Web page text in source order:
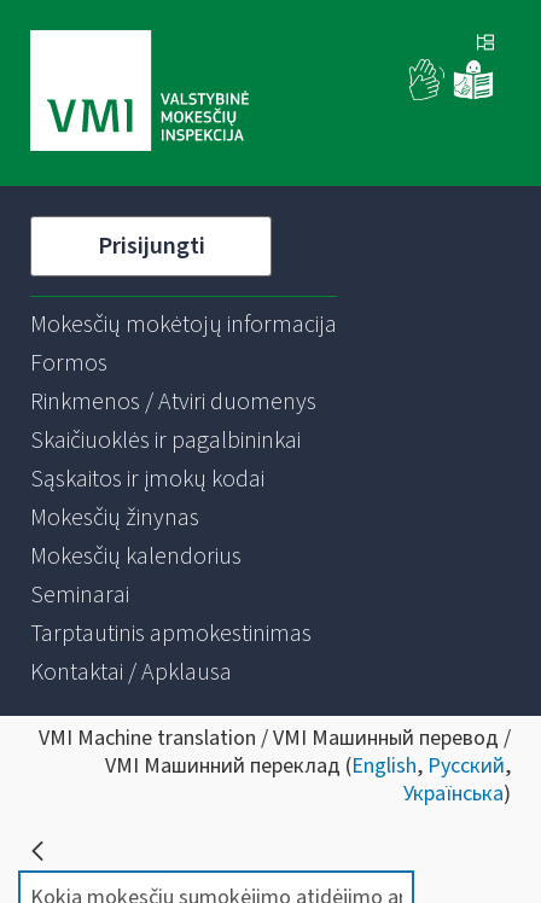
Prisijungti
Mokesčių mokėtojų informacija
Formos
Rinkmenos / Atviri duomenys
Skaičiuoklės ir pagalbininkai
Sąskaitos ir įmokų kodai
Mokesčių žinynas
Mokesčių kalendorius
Seminarai
Tarptautinis apmokestinimas
Kontaktai / Apklausa
VMI Machine translation / VMI Машинный перевод /
VMI Машинний переклад (English, Русский,
Українська)